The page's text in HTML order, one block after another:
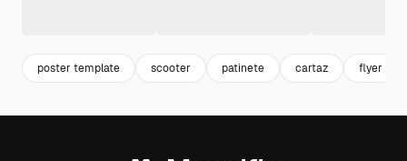
poster template scooter patinete cartaz flyer